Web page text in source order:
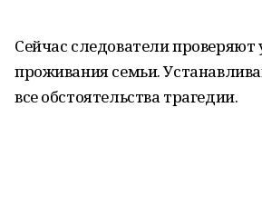
Сейчас следователи проверяют
проживания семьи.
все обстоятельства трагедии.